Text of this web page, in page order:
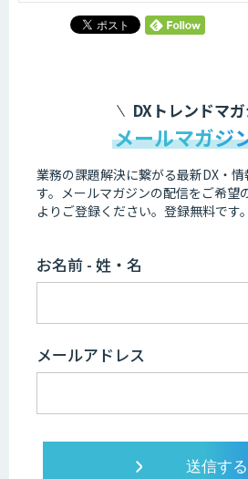
DXトレンドマ
メールマガジ
業務の課題解決に繋がる最新DX・
す。 メールマガジンの配信をご希望
よりご登録ください。登録無料です。
お名前 - 姓・名
メールアドレス